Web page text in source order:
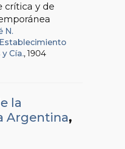
crítica y de
N.
Establecimiento
Cía., 1904
la
Argentina,